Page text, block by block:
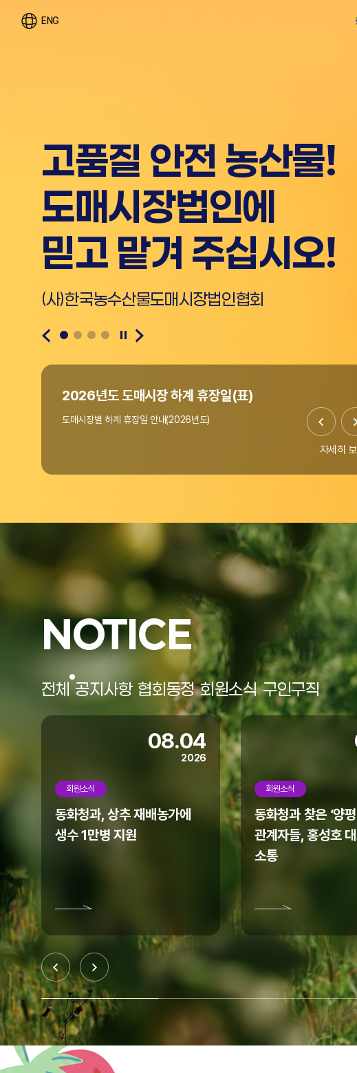
ENG
고품질 안전 농산물!
도매시장법인에
믿고 맡겨 주십시오!
공영도매시장만이 유
"공개·경쟁"
거래체제 실현
2026년도 도매시장 하계 휴장일(표)
도매시장별 하계 휴장일 안내(2026년도)
자세히 보
우리협회에서는 열정과 꿈으로 미래 농업을 이끌 청년의
"온라인도매시장 창업지원사업"을 아래와 같이 모집 공고합니다.
홈페이지 리뉴얼
협회 홈페이지가 리뉴얼되었습니다.
모바일에서도 많은 이용 바랍니다.
NOTICE
전체 공지사항 협회동정 회원소식 구인구직
08.04
2026
회원소식
동화청과, 상추 재배농가에
생수 1만병 지원
회원소식
동화청과 찾은 ‘양
관계자들, 홍성호
소통